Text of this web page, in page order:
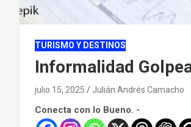
TURISMO Y DESTINOS
Informalidad
julio 15, 2025 Julián Andrés Camacho
Conecta con lo Bueno. -